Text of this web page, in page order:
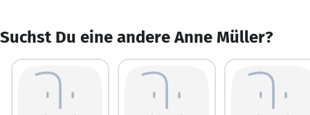
Suchst Du eine andere Anne Müller?